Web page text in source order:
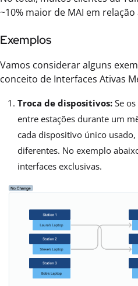
~10% maior de MAI em relação
Exemplos
Vamos considerar alguns
conceito de Interfaces Ativas
Troca de dispositivos: Se
entre estações durante um
cada dispositivo único
diferentes. No exemplo
interfaces exclusivas.